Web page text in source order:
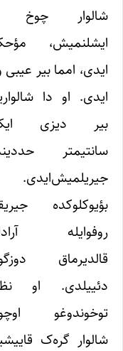
شالوار چوخ آز
ایشلنمیش، مؤحکم
ایدی، امما بیر عیبی وار
ایدی. او دا شالوارین
بیر دیزی ایکی
سانتیمتر حددینده
جیریلمیش‌ایدی. بو
بؤیوکلوکده جیریقی
روفوایله آرادان
قالدیرماق دوزگون
دئییلدی. او نظره
توخوندوغو اوچون
شالوار گره‌ک قاییشین